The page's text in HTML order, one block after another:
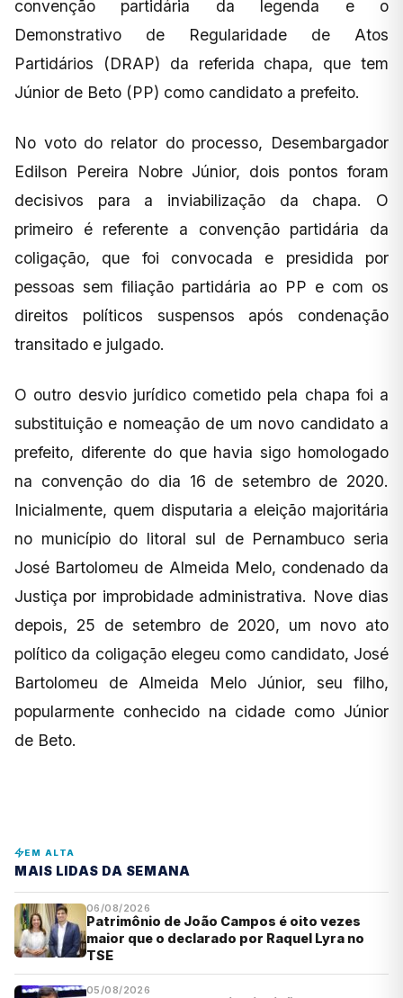
convenção partidária da legenda e o
Demonstrativo de Regularidade de Atos
Partidários (DRAP) da referida chapa, que tem
Júnior de Beto (PP) como candidato a prefeito.
No voto do relator do processo, Desembargador
Edilson Pereira Nobre Júnior, dois pontos foram
decisivos para a inviabilização da chapa. O
primeiro é referente a convenção partidária da
coligação, que foi convocada e presidida por
pessoas sem filiação partidária ao PP e com os
direitos políticos suspensos após condenação
transitado e julgado.
O outro desvio jurídico cometido pela chapa foi a
substituição e nomeação de um novo candidato a
prefeito, diferente do que havia sigo homologado
na convenção do dia 16 de setembro de 2020.
Inicialmente, quem disputaria a eleição majoritária
no município do litoral sul de Pernambuco seria
José Bartolomeu de Almeida Melo, condenado da
Justiça por improbidade administrativa. Nove dias
depois, 25 de setembro de 2020, um novo ato
político da coligação elegeu como candidato, José
Bartolomeu de Almeida Melo Júnior, seu filho,
popularmente conhecido na cidade como Júnior
de Beto.
EM ALTA
MAIS LIDAS DA SEMANA
06/08/2026
Patrimônio de João Campos é oito vezes
maior que o declarado por Raquel Lyra no
TSE
05/08/2026